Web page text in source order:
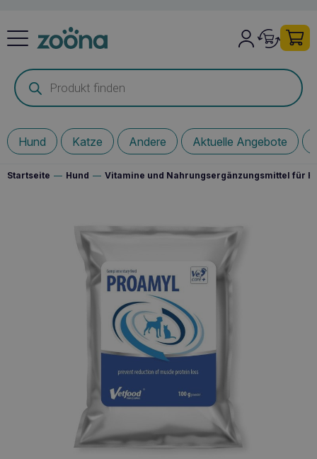
Products
search
Hund Katze Andere Aktuelle Angebote
Startseite — Hund — Vitamine und Nahrungsergänzungsmittel für